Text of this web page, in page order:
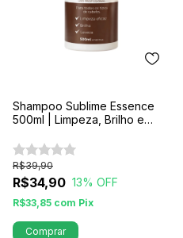
Shampoo Sublime Essence
500ml | Limpeza, Brilho e
R$34,90
R$39,90
13% OFF
R$33,85 com Pix
Comprar